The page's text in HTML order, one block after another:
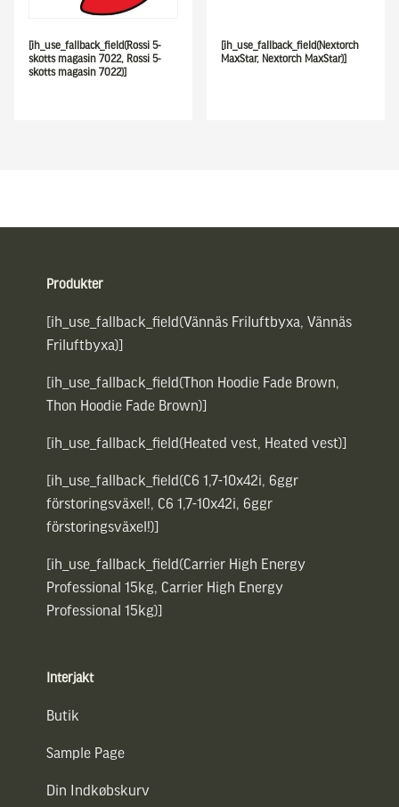
[ih_use_fallback_field(Rossi 5-
skotts magasin 7022, Rossi 5-
skotts magasin 7022)]
[ih_use_fallback_field(Nextorch
MaxStar, Nextorch MaxStar)]
Produkter
[ih_use_fallback_field(Vännäs Friluftbyxa, Vännäs
Friluftbyxa)]
[ih_use_fallback_field(Thon Hoodie Fade Brown,
Thon Hoodie Fade Brown)]
[ih_use_fallback_field(Heated vest, Heated vest)]
[ih_use_fallback_field(C6 1,7-10x42i, 6ggr
förstoringsväxel!, C6 1,7-10x42i, 6ggr
förstoringsväxel!)]
[ih_use_fallback_field(Carrier High Energy
Professional 15kg, Carrier High Energy
Professional 15kg)]
Interjakt
Butik
Sample Page
Din Indkøbskurv